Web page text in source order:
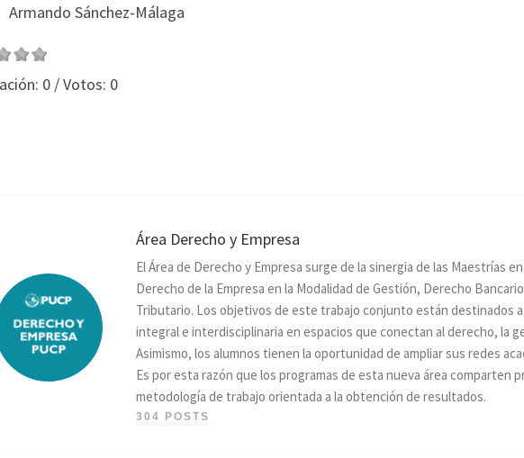
Armando Sánchez-Málaga
0 / Votos: 0
Área Derecho y Empresa
El Área de Derecho y Empresa surge de la sinergia de las Maestrías
Derecho de la Empresa en la Modalidad de Gestión, Derecho
Tributario. Los objetivos de este trabajo conjunto están destinados
integral e interdisciplinaria en espacios que conectan al derecho, la
Asimismo, los alumnos tienen la oportunidad de ampliar sus redes
Es por esta razón que los programas de esta nueva área comparten
metodología de trabajo orientada a la obtención de resultados.
304 POSTS